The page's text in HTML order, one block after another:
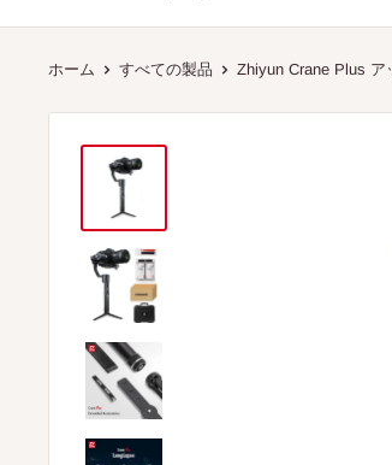
に
ホーム すべての製品 Zhiyun Crane Plus ア